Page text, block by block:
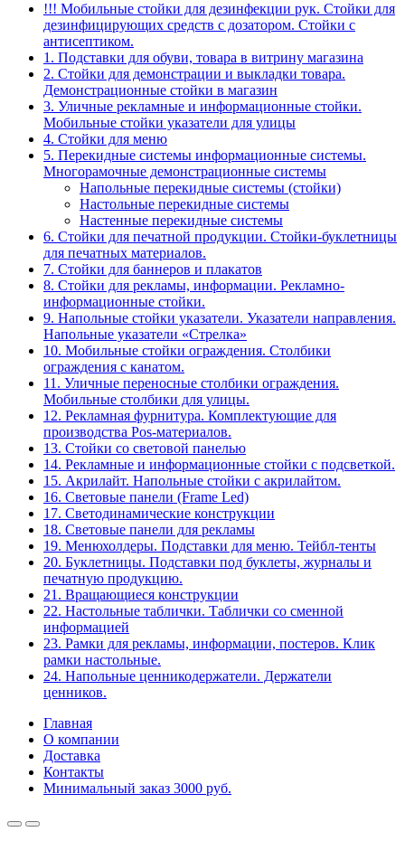
!!! Мобильные стойки для дезинфекции рук. Стойки для
дезинфицирующих средств с дозатором. Стойки с
антисептиком.
1. Подставки для обуви, товара в витрину магазина
2. Стойки для демонстрации и выкладки товара.
Демонстрационные стойки в магазин
3. Уличные рекламные и информационные стойки.
Мобильные стойки указатели для улицы
4. Стойки для меню
5. Перекидные системы информационные системы.
Многорамочные демонстрационные системы
Напольные перекидные системы (стойки)
Настольные перекидные системы
Настенные перекидные системы
6. Стойки для печатной продукции. Стойки-буклетницы
для печатных материалов.
7. Стойки для баннеров и плакатов
8. Стойки для рекламы, информации. Рекламно-
информационные стойки.
9. Напольные стойки указатели. Указатели направления.
Напольные указатели «Стрелка»
10. Мобильные стойки ограждения. Столбики
ограждения с канатом.
11. Уличные переносные столбики ограждения.
Мобильные столбики для улицы.
12. Рекламная фурнитура. Комплектующие для
производства Pos-материалов.
13. Стойки со световой панелью
14. Рекламные и информационные стойки с подсветкой.
15. Акрилайт. Напольные стойки с акрилайтом.
16. Световые панели (Frame Led)
17. Светодинамические конструкции
18. Световые панели для рекламы
19. Менюхолдеры. Подставки для меню. Тейбл-тенты
20. Буклетницы. Подставки под буклеты, журналы и
печатную продукцию.
21. Вращающиеся конструкции
22. Настольные таблички. Таблички со сменной
информацией
23. Рамки для рекламы, информации, постеров. Клик
рамки настольные.
24. Напольные ценникодержатели. Держатели
ценников.
Главная
О компании
Доставка
Контакты
Минимальный заказ 3000 руб.